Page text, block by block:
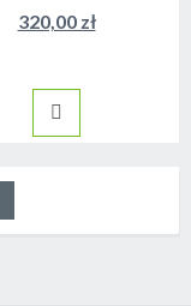
320,00 zł